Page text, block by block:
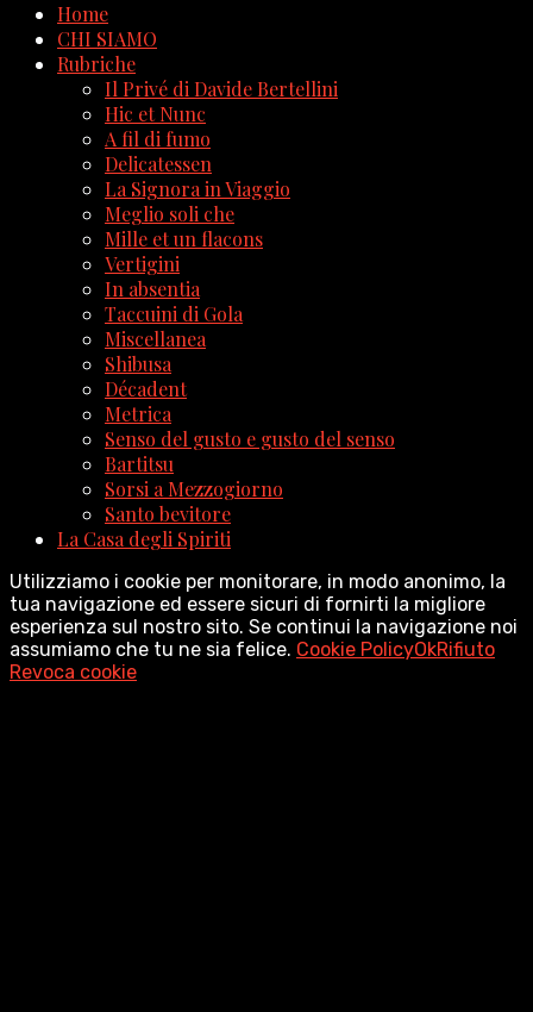
Home
CHI SIAMO
Rubriche
Il Privé di Davide Bertellini
Hic et Nunc
A fil di fumo
Delicatessen
La Signora in Viaggio
Meglio soli che
Mille et un flacons
Vertigini
In absentia
Taccuini di Gola
Miscellanea
Shibusa
Décadent
Metrica
Senso del gusto e gusto del senso
Bartitsu
Sorsi a Mezzogiorno
Santo bevitore
La Casa degli Spiriti
Utilizziamo i cookie per monitorare, in modo anonimo, la
tua navigazione ed essere sicuri di fornirti la migliore
esperienza sul nostro sito. Se continui la navigazione noi
assumiamo che tu ne sia felice. Cookie PolicyOkRifiuto
Revoca cookie